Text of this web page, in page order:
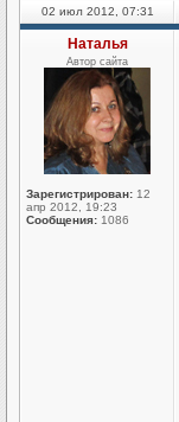
02 июл 2012, 07:31
Наталья
Автор сайта
Зарегистрирован: 12
апр 2012, 19:23
Сообщения: 1086